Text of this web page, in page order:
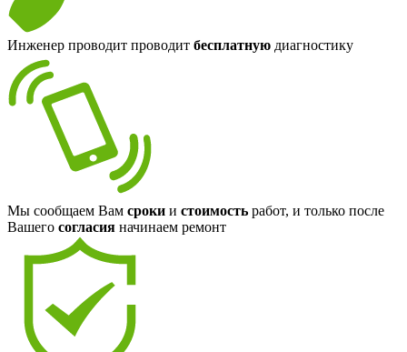
Инженер проводит проводит бесплатную диагностику
Мы сообщаем Вам сроки и стоимость работ, и только после
Вашего согласия начинаем ремонт